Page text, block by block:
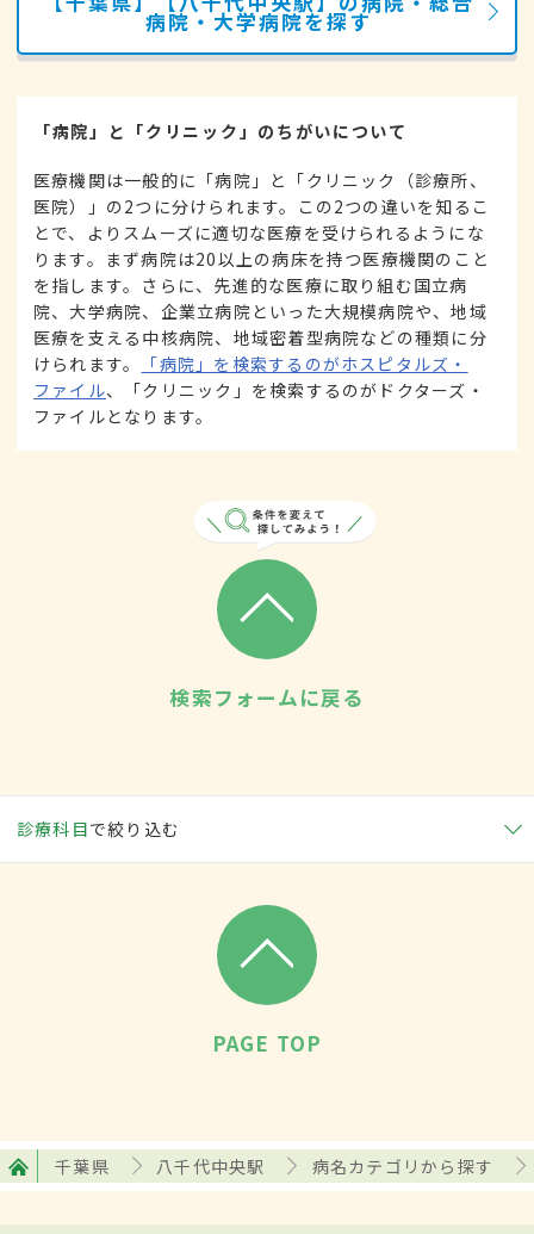
病院・大学病院を探す
「病院」と「クリニック」のちがいについて
医療機関は一般的に「病院」と「クリニック（診療所、
医院）」の2つに分けられます。この2つの違いを知るこ
とで、よりスムーズに適切な医療を受けられるようにな
ります。まず病院は20以上の病床を持つ医療機関のこと
を指します。さらに、先進的な医療に取り組む国立病
院、大学病院、企業立病院といった大規模病院や、地域
医療を支える中核病院、地域密着型病院などの種類に分
けられます。
「病院」を検索するのがホスピタルズ・
ファイル、「クリニック」を検索するのがドクターズ・
ファイルとなります。
検索フォームに戻る
診療科目で絞り込む
PAGE TOP
千葉県 八千代中央駅 病名カテゴリから探す